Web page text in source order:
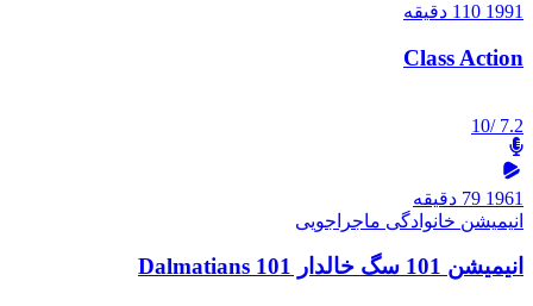
1991 110 دقیقه
Class Action
7.2
/10
1961 79 دقیقه
انیمیشن خانوادگی ماجراجویی
انیمیشن 101 سگ خالدار 101 Dalmatians